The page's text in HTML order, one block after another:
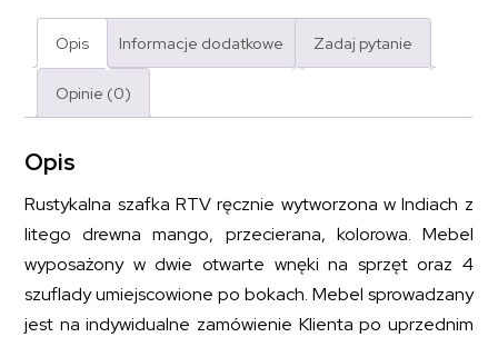
Opis Informacje dodatkowe Zadaj pytanie
Opinie (0)
Opis
Rustykalna szafka RTV ręcznie wytworzona w Indiach z
litego drewna mango, przecierana, kolorowa. Mebel
wyposażony w dwie otwarte wnęki na sprzęt oraz 4
szuflady umiejscowione po bokach. Mebel sprowadzany
jest na indywidualne zamówienie Klienta po uprzednim